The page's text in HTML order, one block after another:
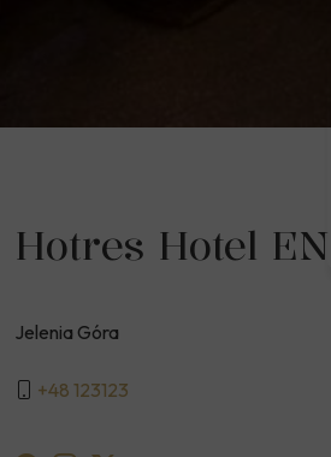
Hotres Hotel EN
Jelenia Góra
+48 123123